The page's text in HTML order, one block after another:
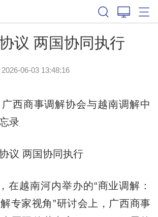
议 两国协同执行
2026-06-03 13:48:16
商事调解协会与越南调解中
录
两国协同执行
越南河内举办的“商业调解：
专家视角”研讨会上，广西商事